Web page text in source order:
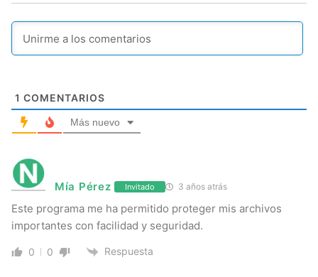
1 COMENTARIOS
Más nuevo
Mía Pérez Invitado 3 años atrás
Este programa me ha permitido proteger mis archivos
importantes con facilidad y seguridad.
0 0 Respuesta